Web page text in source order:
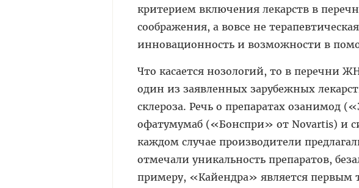
критерием включения лекарств в
соображения, а вовсе не
инновационность и возможности в
Что касается нозологий, то в перечни
один из заявленных зарубежных
склероза. Речь о препаратах
офатумумаб («Бонспри» от Novartis) и
каждом случае производители
отмечали уникальность препаратов,
примеру, «Кайендра» является первым